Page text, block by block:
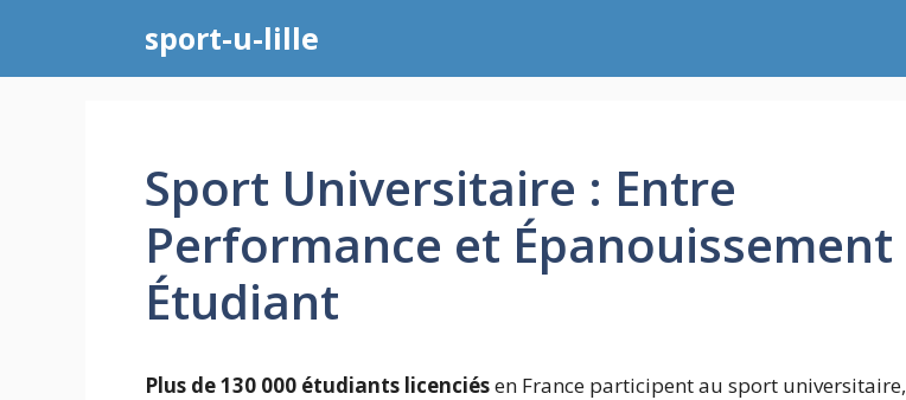
contenu
sport-u-lille
Sport Universitaire : Entre
Performance et Épanouissement
Étudiant
Plus de 130 000 étudiants licenciésen France participent au sport universitaire,